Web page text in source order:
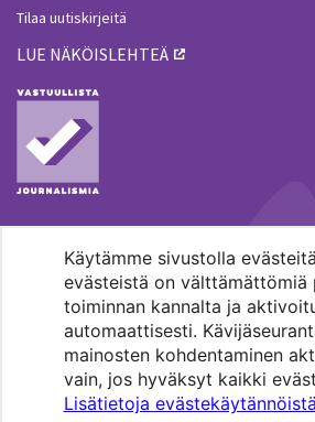
Käytämme sivustolla
evästeistä on välttämättömiä
toiminnan kannalta ja
automaattisesti.
mainosten kohdentaminen
vain, jos hyväksyt kaikki
Lisätietoja
Tilaa uutiskirjeitä
LUE NÄKÖISLEHTEÄ
MENOHAKU
Pääkaupunkiseudun evankelis-